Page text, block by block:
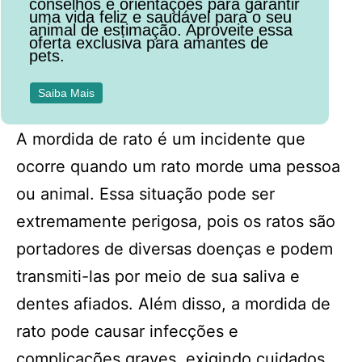
conselhos e orientações para garantir
uma vida feliz e saudável para o seu
animal de estimação. Aproveite essa
oferta exclusiva para amantes de
pets.
Saiba Mais
A mordida de rato é um incidente que
ocorre quando um rato morde uma pessoa
ou animal. Essa situação pode ser
extremamente perigosa, pois os ratos são
portadores de diversas doenças e podem
transmiti-las por meio de sua saliva e
dentes afiados. Além disso, a mordida de
rato pode causar infecções e